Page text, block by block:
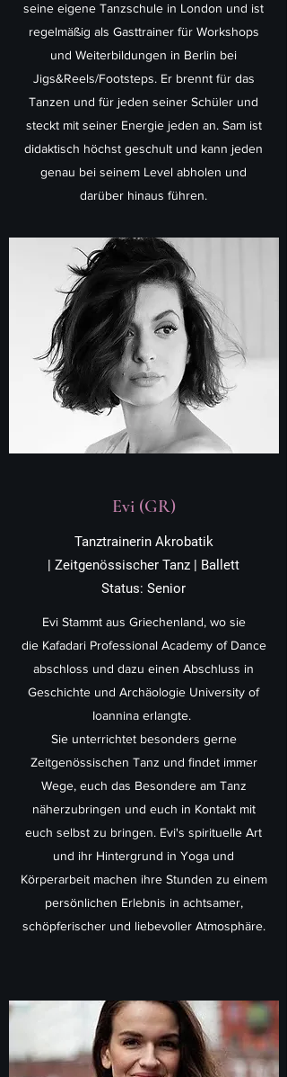
seine eigene Tanzschule in London und ist
regelmäßig als Gasttrainer für Workshops
und Weiterbildungen in Berlin bei
Jigs&Reels/Footsteps. Er brennt für das
Tanzen und für jeden seiner Schüler und
steckt mit seiner Energie jeden an. Sam ist
didaktisch höchst geschult und kann jeden
genau bei seinem Level abholen und
darüber hinaus führen.
Evi (GR)
Tanztrainerin Akrobatik
| Zeitgenössischer Tanz | Ballett
Status: Senior
Evi Stammt aus Griechenland, wo sie
die Kafadari Professional Academy of Dance
abschloss und dazu einen Abschluss in
Geschichte und Archäologie University of
Ioannina erlangte.
Sie unterrichtet besonders gerne
Zeitgenössischen Tanz und findet immer
Wege, euch das Besondere am Tanz
näherzubringen und euch in Kontakt mit
euch selbst zu bringen. Evi's spirituelle Art
und ihr Hintergrund in Yoga und
Körperarbeit machen ihre Stunden zu einem
persönlichen Erlebnis in achtsamer,
schöpferischer und liebevoller Atmosphäre.